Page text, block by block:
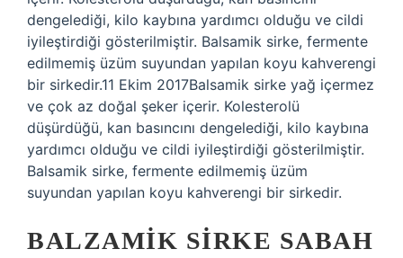
dengelediği, kilo kaybına yardımcı olduğu ve cildi
iyileştirdiği gösterilmiştir. Balsamik sirke, fermente
edilmemiş üzüm suyundan yapılan koyu kahverengi
bir sirkedir.11 Ekim 2017Balsamik sirke yağ içermez
ve çok az doğal şeker içerir. Kolesterolü
düşürdüğü, kan basıncını dengelediği, kilo kaybına
yardımcı olduğu ve cildi iyileştirdiği gösterilmiştir.
Balsamik sirke, fermente edilmemiş üzüm
suyundan yapılan koyu kahverengi bir sirkedir.
BALZAMIK SIRKE SABAH